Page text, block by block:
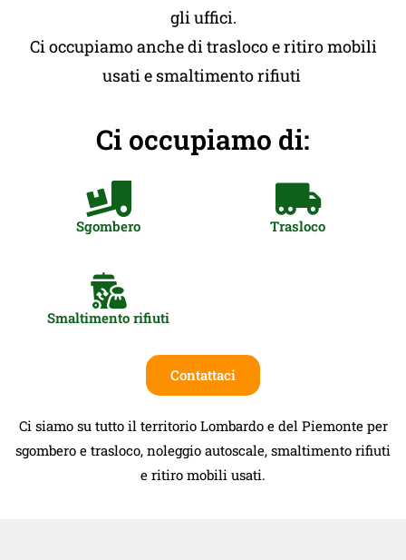
gli uffici.
Ci occupiamo anche di trasloco e ritiro mobili
usati e smaltimento rifiuti
Ci occupiamo di:
Sgombero Trasloco
Smaltimento rifiuti
Contattaci
Ci siamo su tutto il territorio Lombardo e del Piemonte per
sgombero e trasloco, noleggio autoscale, smaltimento rifiuti
e ritiro mobili usati.